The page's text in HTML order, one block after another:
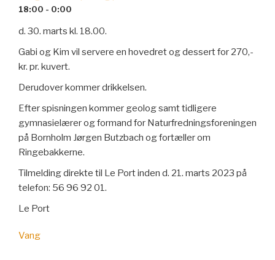
18:00 - 0:00
d. 30. marts kl. 18.00.
Gabi og Kim vil servere en hovedret og dessert for 270,-
kr. pr. kuvert.
Derudover kommer drikkelsen.
Efter spisningen kommer geolog samt tidligere
gymnasielærer og formand for Naturfredningsforeningen
på Bornholm Jørgen Butzbach og fortæller om
Ringebakkerne.
Tilmelding direkte til Le Port inden d. 21. marts 2023 på
telefon: 56 96 92 01.
Le Port
Vang